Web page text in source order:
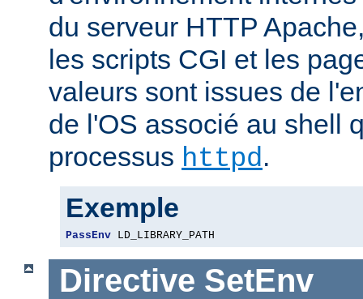
du serveur HTTP
les scripts CGI et les
valeurs sont issues de
de l'OS associé au shell
processus httpd.
Exemple
PassEnv LD_LIBRARY_PATH
Directive SetEnv